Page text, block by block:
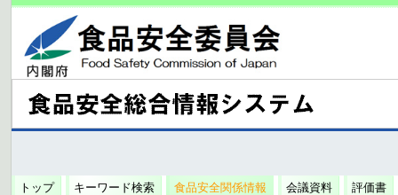
トップ キーワード検索 食品安全関係情報 会議資料 評価書